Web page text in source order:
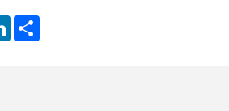
LinkedIn